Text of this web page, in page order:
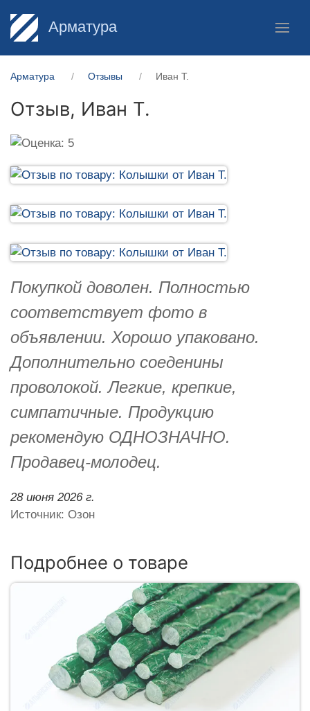
Арматура
Арматура Отзывы Иван Т.
Отзыв, Иван Т.
Покупкой доволен. Полностью
соответствует фото в
объявлении. Хорошо упаковано.
Дополнительно соеденины
проволокой. Легкие, крепкие,
симпатичные. Продукцию
рекомендую ОДНОЗНАЧНО.
Продавец-молодец.
28 июня 2026 г.
Источник: Озон
Подробнее о товаре